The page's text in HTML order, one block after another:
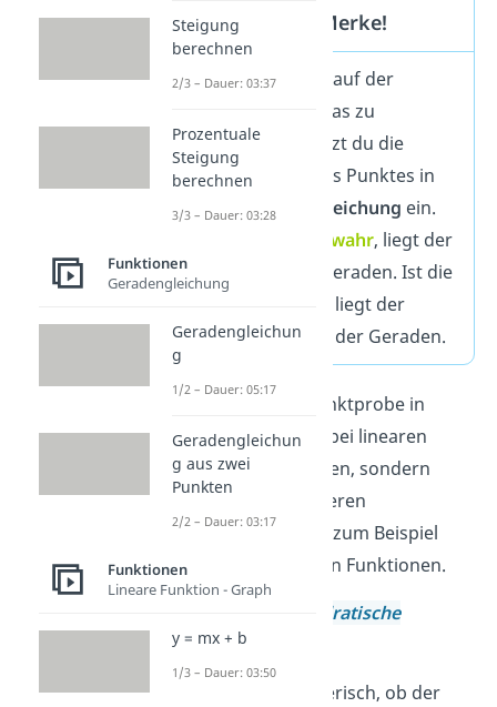
Funktion — Merke!
Liegt der Punkt auf der
Geraden? Um das zu
überprüfen, setzt du die
Koordinaten
des Punktes in
dieFunktionsgleichung ein.
wahr, liegt der
Punkt auf der Geraden. Ist die
, liegt der
Punktnicht auf der Geraden.
Du kannst die Punktprobe in
Mathenicht nur bei linearen
Funktionen machen, sondern
auch bei den anderen
Funktionstypen
, zum Beispiel
den quadratischen Funktionen.
quadratische
Funktionen
Überprüfe rechnerisch, ob der
Steigung
berechnen
2/3 – Dauer: 03:37
Prozentuale
Steigung
berechnen
3/3 – Dauer: 03:28
Funktionen
Geradengleichung
Geradengleichun
g
1/2 – Dauer: 05:17
Geradengleichun
g aus zwei
Punkten
2/2 – Dauer: 03:17
Funktionen
Lineare Funktion - Graph
y = mx + b
1/3 – Dauer: 03:50